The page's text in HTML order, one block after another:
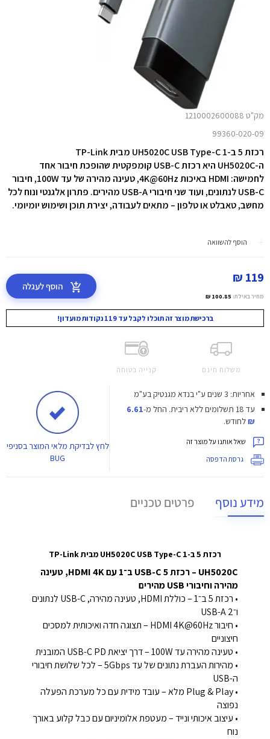
מק"ט 1210002600088
99360-020-09
רכזת 5 ב-1 UH5020C USB Type-C מבית TP-Link
ה-UH5020C היא רכזת USB-C קומפקטית שהופכת חיבור אחד
לחמישה: HDMI באיכות 4K@60Hz, טעינה מהירה של עד 100W, חיבור
USB-C לנתונים, ועוד שני חיבורי USB-A מהירים. פתרון אלגנטי ונוח לכל
מחשב, טאבלט או טלפון – מתאים לעבודה, יצירת תוכן ושימוש יומיומי.
הוסף להשוואה
119 ₪
מחיר באילת: 100.85 ₪
הוסף לעגלה
ברכישת מוצר זה תוכלו לקבל עד 119 נקודות מועדון!
משלוח חינם קנייה בטוחה
אחריות: 3 שנים ע"י בנדא מגנטיק בע"מ
עד 18 תשלומים ללא ריבית.
החל מ-6.61
₪לחודש.
שאל אותנו על מוצר זה
גרסת הדפסה
לחץלבדיקת מלאי המוצר בסניפי
BUG
מידע נוסף פרטים טכניים
רכזת 5 ב-1 UH5020C USB Type-C מבית TP-Link
UH5020C – רכזת USB-C 5 ב־1 עם HDMI 4K, טעינה
מהירה וחיבורי USB מהירים
• רכזת 5 ב־1 – כוללת HDMI, טעינה מהירה, USB-C לנתונים
ו־2 USB-A
• חיבור HDMI 4K@60Hz – תצוגה חדה ואיכותית למסכים
חיצוניים
• טעינה מהירה עד 100W – דרך יציאת USB-C PD המובנית
• מהירות העברת נתונים של עד 5Gbps – לכל שלושת חיבורי
ה-USB
• Plug & Play מלא – עובד מידית עם כל מערכת הפעלה
נפוצה
• עיצוב איכותי ונייד – מעטפת אלומיניום עם כבל קלוע באורך
נוח